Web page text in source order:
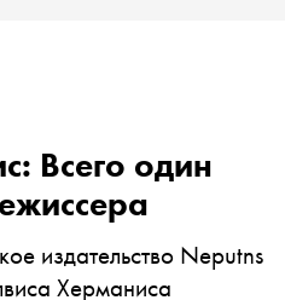
Всего один
издательство Neputns
Херманиса